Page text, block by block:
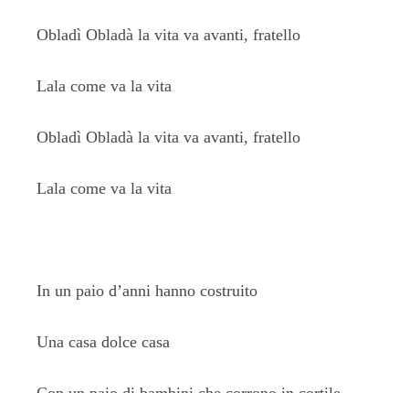
Obladì Obladà la vita va avanti, fratello
Lala come va la vita
Obladì Obladà la vita va avanti, fratello
Lala come va la vita
In un paio d’anni hanno costruito
Una casa dolce casa